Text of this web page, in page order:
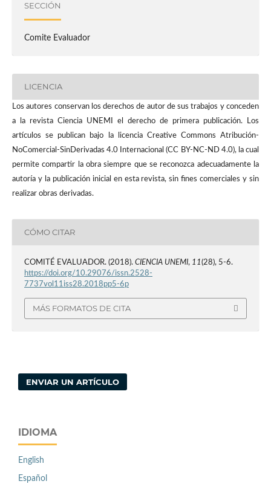
SECCIÓN
Comite Evaluador
LICENCIA
Los autores conservan los derechos de autor de sus trabajos y conceden
a la revista Ciencia UNEMI el derecho de primera publicación. Los
artículos se publican bajo la licencia Creative Commons Atribución-
NoComercial-SinDerivadas 4.0 Internacional (CC BY-NC-ND 4.0), la cual
permite compartir la obra siempre que se reconozca adecuadamente la
autoría y la publicación inicial en esta revista, sin fines comerciales y sin
realizar obras derivadas.
CÓMO CITAR
COMITÉ EVALUADOR. (2018). CIENCIA UNEMI, 11(28), 5-6.
https://doi.org/10.29076/issn.2528-
7737vol11iss28.2018pp5-6p
MÁS FORMATOS DE CITA
ENVIAR UN ARTÍCULO
IDIOMA
English
Español